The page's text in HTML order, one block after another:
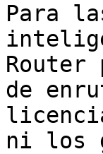
Para
de
ni los